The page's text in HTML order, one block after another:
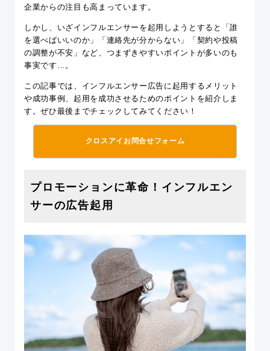
企業からの注目も高まっています。
しかし、いざインフルエンサーを起用しようとすると「誰
を選べばいいのか」「連絡先が分からない」「契約や投稿
の調整が不安」など、つまずきやすいポイントが多いのも
事実です…。
この記事では、インフルエンサー広告に起用するメリット
や成功事例、起用を成功させるためのポイントを紹介しま
す。ぜひ最後までチェックしてみてください！
クロスアイお問合せフォーム
プロモーションに革命！インフルエン
サーの広告起用